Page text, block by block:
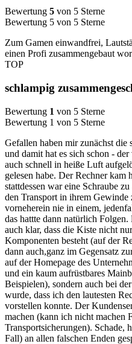
Bewertung 5 von 5 Sterne
Bewertung 5 von 5 Sterne
Zum Gamen einwandfrei,
einen Profi zusammengebaut
TOP
schlampig
Bewertung 1 von 5 Sterne
Bewertung 1 von 5 Sterne
Gefallen haben mir zunächst
und damit hat es sich schon -
auch schnell in heiße Luft
gelesen habe. Der Rechner kam
stattdessen war eine Schraube
den Transport in ihrem Gewinde
vorneherein nie in einem,
das hattte dann natürlich
auch klar, dass die Kiste nicht
Komponenten besteht (auf der
dann auch,ganz im Gegensatz
auf der Homepage des
und ein kaum aufrüstbares
Beispielen), sondern auch bei
wurde, dass ich den lautesten
vorstellen konnte. Der
machen (kann ich nicht machen
Transportsicherungen). Schade,
Fall) an allen falschen Enden